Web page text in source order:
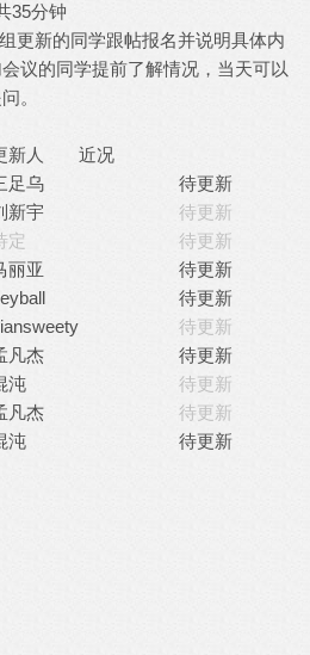
35分钟
更新的同学跟帖报名并说明具体内
议的同学提前了解情况，当天可以
。
新人
近况
足乌
待更新
新宇
待更新
定
待更新
丽亚
待更新
待更新
待更新
凡杰
待更新
沌
待更新
凡杰
待更新
沌 待更新